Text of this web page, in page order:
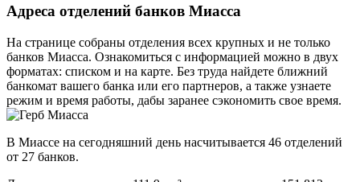
Адреса отделений банков Миасса
На странице собраны отделения всех крупных и не только
банков Миасса. Ознакомиться с информацией можно в двух
форматах: списком и на карте. Без труда найдете ближний
банкомат вашего банка или его партнеров, а также узнаете
режим и время работы, дабы заранее сэкономить свое время.
В Миассе на сегодняшний день насчитывается 46 отделений
от 27 банков.